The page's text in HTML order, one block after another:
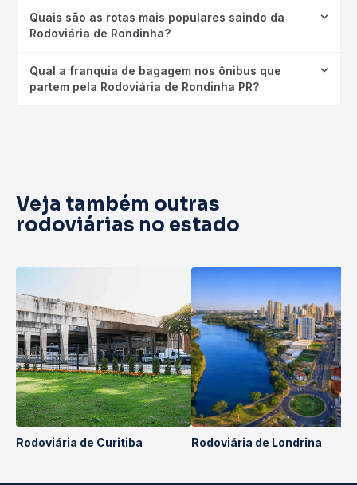
Quais são as rotas mais populares saindo da
Rodoviária de Rondinha?
Qual a franquia de bagagem nos ônibus que
partem pela Rodoviária de Rondinha PR?
Veja também outras
rodoviárias no estado
Rodoviária de Curitiba Rodoviária de Londrina